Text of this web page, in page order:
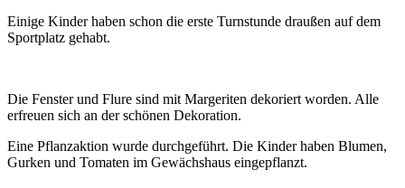
Einige Kinder haben schon die erste Turnstunde draußen auf dem
Sportplatz gehabt.
Die Fenster und Flure sind mit Margeriten dekoriert worden. Alle
erfreuen sich an der schönen Dekoration.
Eine Pflanzaktion wurde durchgeführt. Die Kinder haben Blumen,
Gurken und Tomaten im Gewächshaus eingepflanzt.